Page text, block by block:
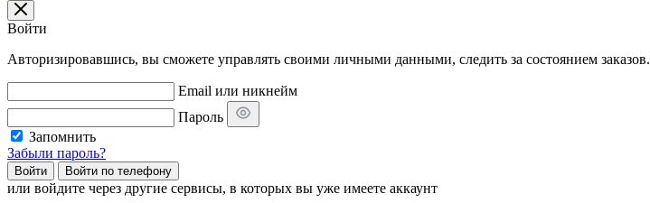
Войти
Авторизировавшись, вы сможете управлять своими личными данными, следить за состоянием заказов.
Email или никнейм
Пароль
Запомнить
Забыли пароль?
Войти Войти по телефону
или войдите через другие сервисы, в которых вы уже имеете аккаунт